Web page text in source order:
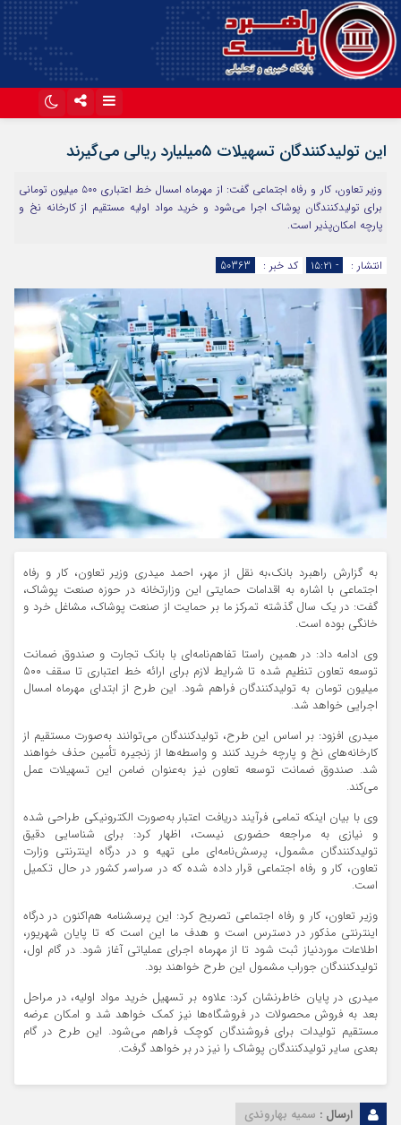
این تولیدکنندگان تسهیلات ۵میلیارد ریالی می‌گیرند
وزیر تعاون، کار و رفاه اجتماعی گفت: از مهرماه امسال خط اعتباری ۵۰۰ میلیون تومانی
برای تولیدکنندگان پوشاک اجرا می‌شود و خرید مواد اولیه مستقیم از کارخانه نخ و
پارچه امکان‌پذیر است.
انتشار : - ۱۵:۲۱ کد خبر : 50363
به گزارش راهبرد بانک،به نقل از مهر، احمد میدری وزیر تعاون، کار و رفاه
اجتماعی با اشاره به اقدامات حمایتی این وزارتخانه در حوزه صنعت پوشاک،
گفت: در یک سال گذشته تمرکز ما بر حمایت از صنعت پوشاک، مشاغل خرد و
خانگی بوده است.
وی ادامه داد: در همین راستا تفاهم‌نامه‌ای با بانک تجارت و صندوق ضمانت
توسعه تعاون تنظیم شده تا شرایط لازم برای ارائه خط اعتباری تا سقف ۵۰۰
میلیون تومان به تولیدکنندگان فراهم شود. این طرح از ابتدای مهرماه امسال
اجرایی خواهد شد.
میدری افزود: بر اساس این طرح، تولیدکنندگان می‌توانند به‌صورت مستقیم از
کارخانه‌های نخ و پارچه خرید کنند و واسطه‌ها از زنجیره تأمین حذف خواهند
شد. صندوق ضمانت توسعه تعاون نیز به‌عنوان ضامن این تسهیلات عمل
می‌کند.
وی با بیان اینکه تمامی فرآیند دریافت اعتبار به‌صورت الکترونیکی طراحی شده
و نیازی به مراجعه حضوری نیست، اظهار کرد: برای شناسایی دقیق
تولیدکنندگان مشمول، پرسش‌نامه‌ای ملی تهیه و در درگاه اینترنتی وزارت
تعاون، کار و رفاه اجتماعی قرار داده شده که در سراسر کشور در حال تکمیل
است.
وزیر تعاون، کار و رفاه اجتماعی تصریح کرد: این پرسشنامه هم‌اکنون در درگاه
اینترنتی مذکور در دسترس است و هدف ما این است که تا پایان شهریور،
اطلاعات موردنیاز ثبت شود تا از مهرماه اجرای عملیاتی آغاز شود. در گام اول،
تولیدکنندگان جوراب مشمول این طرح خواهند بود.
میدری در پایان خاطرنشان کرد: علاوه بر تسهیل خرید مواد اولیه، در مراحل
بعد به فروش محصولات در فروشگاه‌ها نیز کمک خواهد شد و امکان عرضه
مستقیم تولیدات برای فروشندگان کوچک فراهم می‌شود. این طرح در گام
بعدی سایر تولیدکنندگان پوشاک را نیز در بر خواهد گرفت.
ارسال : سمیه بهاروندی